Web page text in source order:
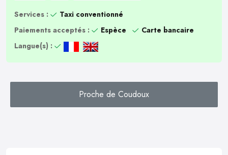
Services :
Taxi conventionné
Paiements acceptés :
Espèce
Carte bancaire
Langue(s) :
Proche de Coudoux